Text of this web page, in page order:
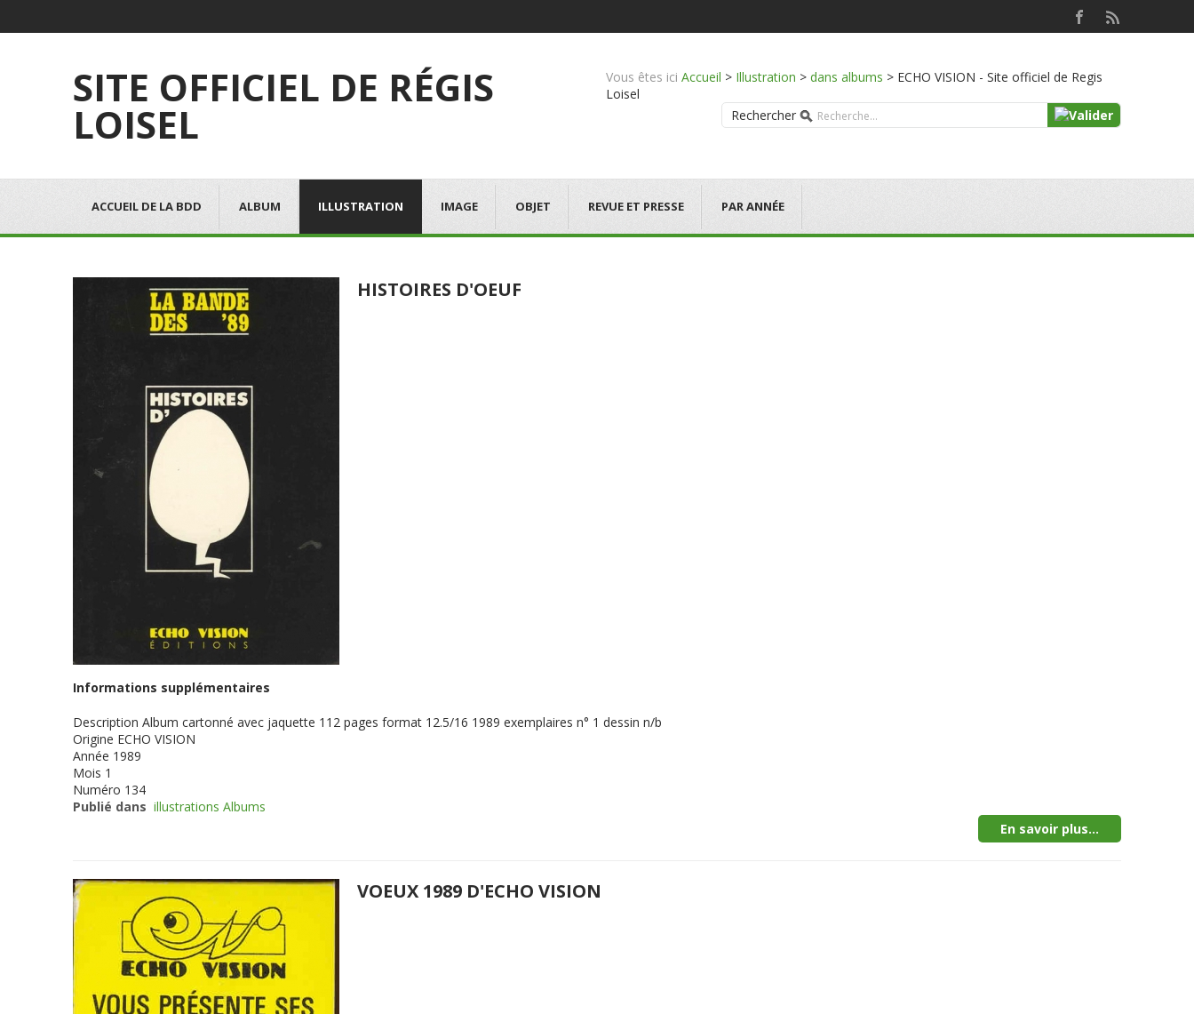
SITE OFFICIEL DE RÉGIS
LOISEL
Vous êtes ici Accueil > Illustration > dans albums > ECHO VISION - Site officiel de Regis
Loisel
Rechercher
ACCUEIL DE LA BDD ALBUM ILLUSTRATION IMAGE OBJET REVUE ET PRESSE PAR ANNÉE
HISTOIRES D'OEUF
Informations supplémentaires
Description Album cartonné avec jaquette 112 pages format 12.5/16 1989 exemplaires n° 1 dessin n/b
Origine ECHO VISION
Année 1989
Mois 1
Numéro 134
Publié dans illustrations Albums
En savoir plus...
VOEUX 1989 D'ECHO VISION